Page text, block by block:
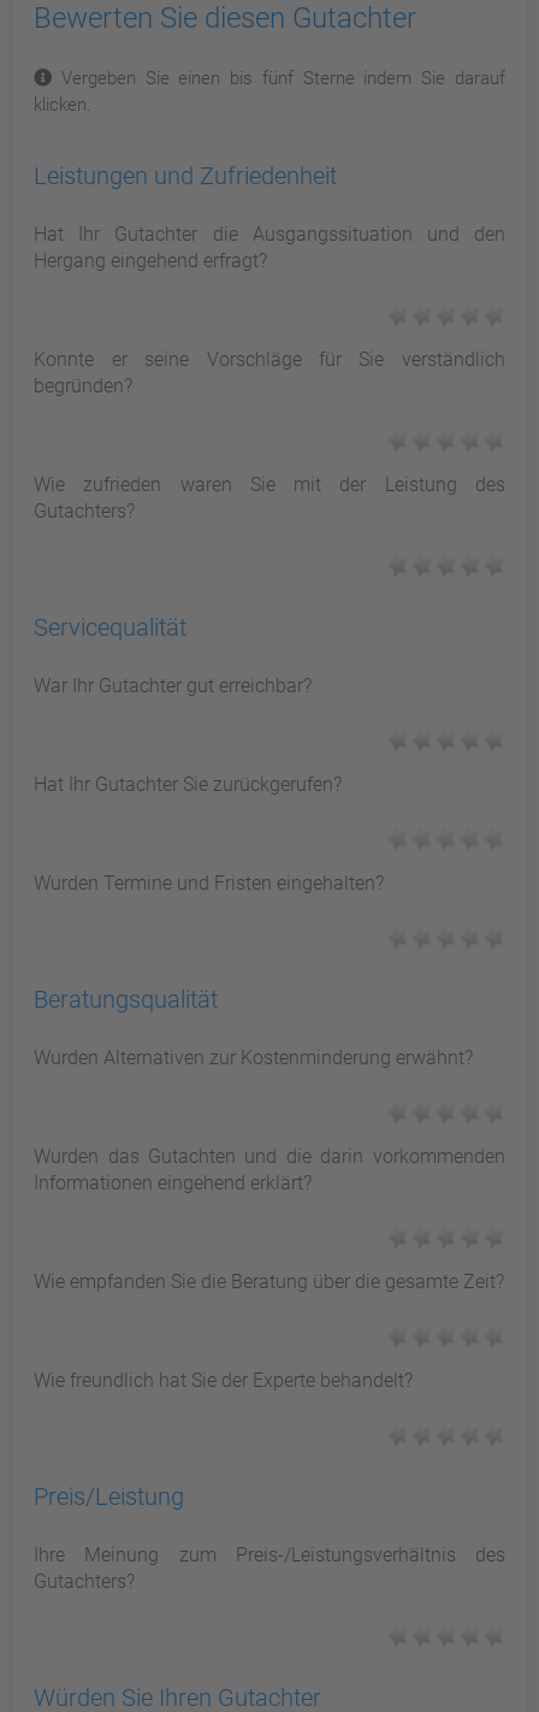
Bewerten Sie diesen Gutachter
Vergeben Sie einen bis fünf Sterne indem Sie darauf
klicken.
Leistungen und Zufriedenheit
Hat Ihr Gutachter die Ausgangssituation und den
Hergang eingehend erfragt?
Konnte er seine Vorschläge für Sie verständlich
begründen?
Wie zufrieden waren Sie mit der Leistung des
Gutachters?
Servicequalität
War Ihr Gutachter gut erreichbar?
Hat Ihr Gutachter Sie zurückgerufen?
Wurden Termine und Fristen eingehalten?
Beratungsqualität
Wurden Alternativen zur Kostenminderung erwähnt?
Wurden das Gutachten und die darin vorkommenden
Informationen eingehend erklärt?
Wie empfanden Sie die Beratung über die gesamte Zeit?
Wie freundlich hat Sie der Experte behandelt?
Preis/Leistung
Ihre Meinung zum Preis-/Leistungsverhältnis des
Gutachters?
Würden Sie Ihren Gutachter